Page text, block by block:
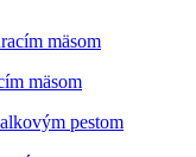
mäsom